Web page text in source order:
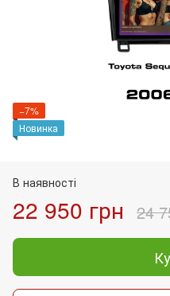
−7%
Новинка
В наявності
22 950 грн 24